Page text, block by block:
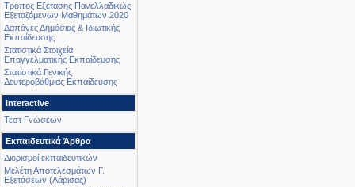
Τρόπος Εξέτασης Πανελλαδικώς
Εξεταζόμενων Μαθημάτων 2020
Δαπάνες Δημόσιας & Ιδιωτικής
Εκπαίδευσης
Στατιστικά Στοιχεία
Επαγγελματικής Εκπαίδευσης
Στατιστικά Γενικής
Δευτεροβάθμιας Εκπαίδευσης
Interactive
Τεστ Γνώσεων
Εκπαιδευτικά Άρθρα
Διορισμοί εκπαιδευτικών
Μελέτη Αποτελεσμάτων Γ.
Εξετάσεων (Λάρισας)